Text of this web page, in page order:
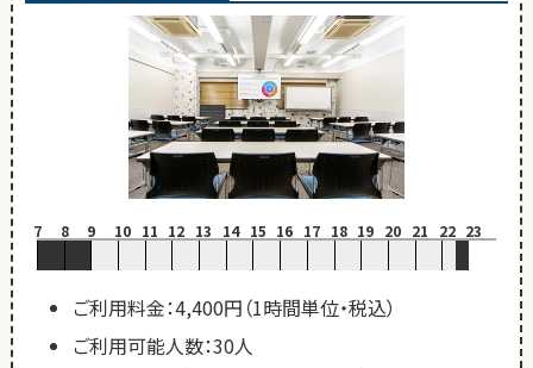
7 8 9 10 11 12 13 14 15 16 17 18 19 20 21 22 23
ご利用料金：4,400円（1時間単位・税込）
ご利用可能人数：30人